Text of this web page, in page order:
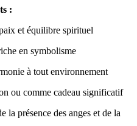
:
et équilibre spirituel
en symbolisme
à tout environnement
ou comme cadeau significatif
la présence des anges et de la